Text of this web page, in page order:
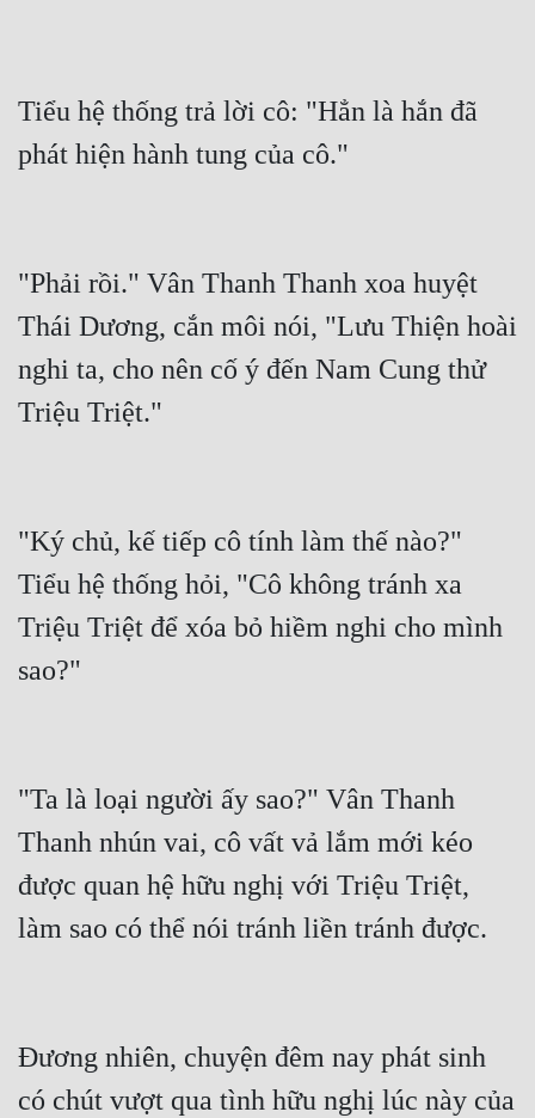
Tiểu hệ thống trả lời cô: "Hẳn là hắn đã
phát hiện hành tung của cô."
"Phải rồi." Vân Thanh Thanh xoa huyệt
Thái Dương, cắn môi nói, "Lưu Thiện hoài
nghi ta, cho nên cố ý đến Nam Cung thử
Triệu Triệt."
"Ký chủ, kế tiếp cô tính làm thế nào?"
Tiểu hệ thống hỏi, "Cô không tránh xa
Triệu Triệt để xóa bỏ hiềm nghi cho mình
sao?"
"Ta là loại người ấy sao?" Vân Thanh
Thanh nhún vai, cô vất vả lắm mới kéo
được quan hệ hữu nghị với Triệu Triệt,
làm sao có thể nói tránh liền tránh được.
Đương nhiên, chuyện đêm nay phát sinh
có chút vượt qua tình hữu nghị lúc này của